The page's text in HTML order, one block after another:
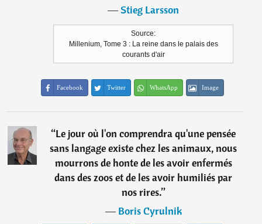
―Stieg Larsson
Source:
Millenium, Tome 3 : La reine dans le palais des
courants d'air
Facebook Twitter WhatsApp Image
“Le jour où l'on comprendra qu'une pensée
sans langage existe chez les animaux, nous
mourrons de honte de les avoir enfermés
dans des zoos et de les avoir humiliés par
nos rires.”
―Boris Cyrulnik